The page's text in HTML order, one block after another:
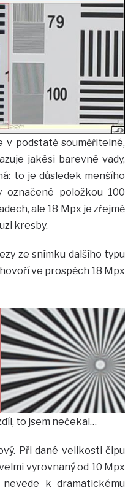
v podstatě souměřitelné,
jakési barevné vady,
to je důsledek menšího
označené položkou 100
ale 18 Mpx je zřejmě
kresby.
ze snímku dalšího typu
ve prospěch 18 Mpx
to jsem nečekal…
Při dané velikosti čipu
vyrovnaný od 10 Mpx
k dramatickému